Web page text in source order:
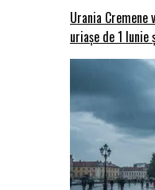
Urania Cremene
uriașe de 1